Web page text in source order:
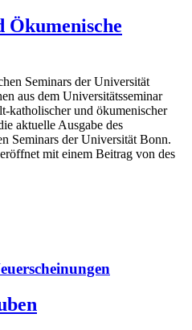
Ökumenische
Seminars der Universität
aus dem Universitätsseminar
katholischer und ökumenischer
aktuelle Ausgabe des
Seminars der Universität Bonn.
mit einem Beitrag von des